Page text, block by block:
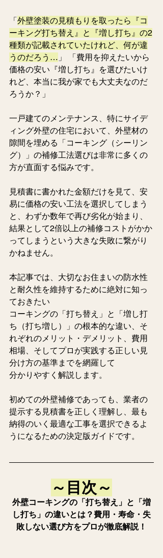
「 外壁塗装の見積もりを取ったら『コ
ーキング打ち替え』と『増し打ち』の2
種類が記載されていたけれど、何が違
うのだろう… 」 「費用を抑えたいから
価格の安い『増し打ち』を選びたいけ
れど、本当に我が家でも大丈夫なのだ
ろうか？」
一戸建てのメンテナンス、特にサイデ
ィング外壁の住宅において、外壁材の
隙間を埋める「コーキング（シーリン
グ）」の補修工法選びは非常に多くの
方が直面する悩みです。
見積書に書かれた金額だけを見て、安
易に価格の安い工法を選択してしまう
と、わずか数年で再び劣化が始まり、
結果として2倍以上の補修コストがかか
ってしまうという大きな失敗に繋がり
かねません。
本記事では、大切なお住まいの防水性
と耐久性を維持するために絶対に知っ
ておきたい
コーキングの「打ち替え」と「増し打
ち（打ち増し）」の根本的な違い、そ
れぞれのメリット・デメリット、費用
相場、そしてプロが実践する正しい見
分け方の基準までを網羅して
分かりやすく解説します。
初めての外壁補修であっても、業者の
提示する見積書を正しく理解し、最も
納得のいく最適な工事を選択できるよ
うになるための決定版ガイドです。
～目次～
外壁コーキングの「打ち替え」と「増
し打ち」の違いとは？費用・寿命・失
敗しない選び方をプロが徹底解説！